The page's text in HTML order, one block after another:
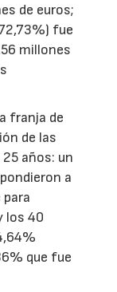
de euros;
fue
millones
franja de
de las
años: un
a
los 40
que fue